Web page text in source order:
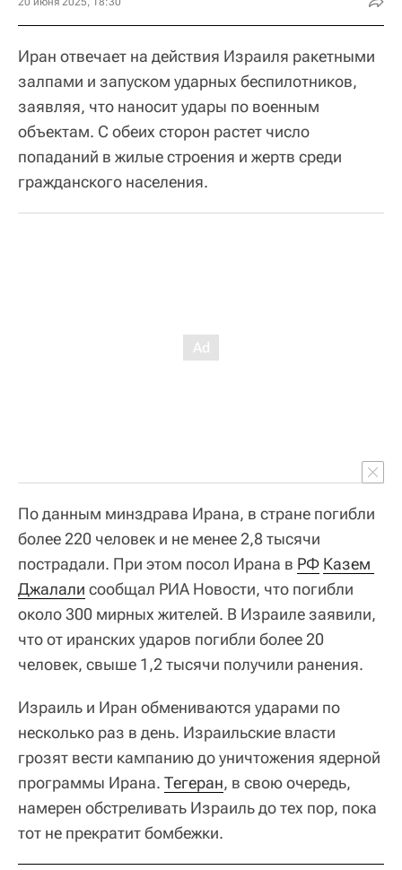
Иран отвечает на действия Израиля ракетными
залпами и запуском ударных беспилотников,
заявляя, что наносит удары по военным
объектам. С обеих сторон растет число
попаданий в жилые строения и жертв среди
гражданского населения.
По данным минздрава Ирана, в стране погибли
более 220 человек и не менее 2,8 тысячи
пострадали. При этом посол Ирана в РФ Казем
Джалали сообщал РИА Новости, что погибли
около 300 мирных жителей. В Израиле заявили,
что от иранских ударов погибли более 20
человек, свыше 1,2 тысячи получили ранения.
Израиль и Иран обмениваются ударами по
несколько раз в день. Израильские власти
грозят вести кампанию до уничтожения ядерной
программы Ирана. Тегеран, в свою очередь,
намерен обстреливать Израиль до тех пор, пока
тот не прекратит бомбежки.